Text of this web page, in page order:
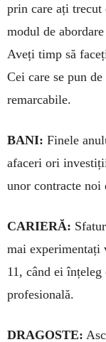
prin care ați trecut
modul de
Aveți timp să
Cei care se pun
remarcabile.
BANI: Finele
afaceri ori
unor contracte noi
CARIERĂ:
mai experi­men­tați
11, când ei
profesională.
DRAGOSTE: